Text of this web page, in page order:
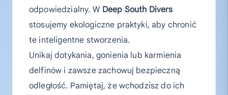
odpowiedzialny. W Deep South Divers
stosujemy ekologiczne praktyki, aby chronić
te inteligentne stworzenia.
Unikaj dotykania, gonienia lub karmienia
delfinów i zawsze zachowuj bezpieczną
odległość. Pamiętaj, że wchodzisz do ich